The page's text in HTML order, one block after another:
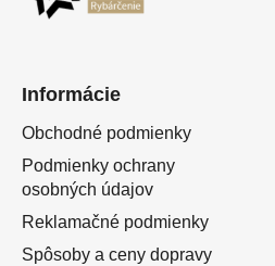
Informácie
Obchodné podmienky
Podmienky ochrany
osobných údajov
Reklamačné podmienky
Spôsoby a ceny dopravy